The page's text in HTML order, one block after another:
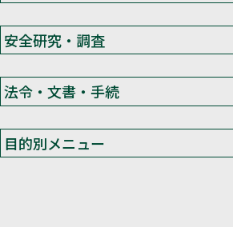
安全研究・調査
法令・文書・手続
目的別メニュー